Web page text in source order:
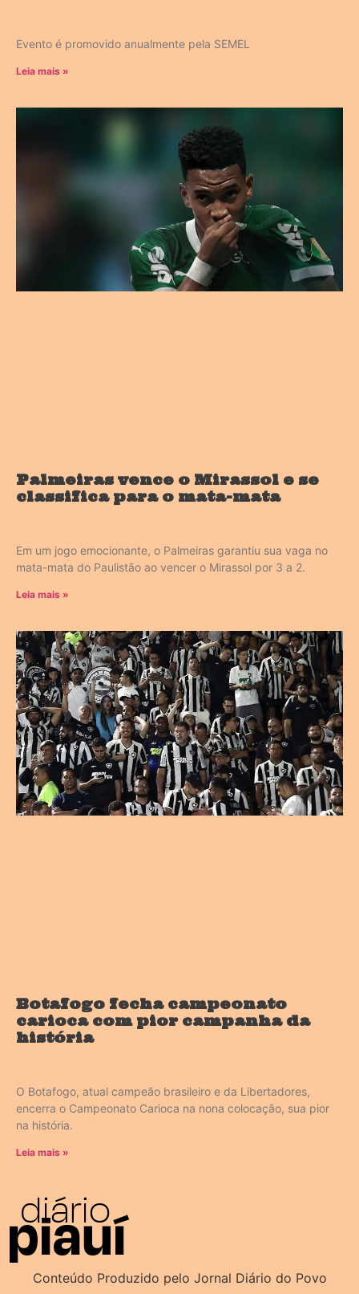
Evento é promovido anualmente pela SEMEL
Leia mais »
Palmeiras vence o Mirassol e se
classifica para o mata-mata
Em um jogo emocionante, o Palmeiras garantiu sua vaga no
mata-mata do Paulistão ao vencer o Mirassol por 3 a 2.
Leia mais »
Botafogo fecha campeonato
carioca com pior campanha da
história
O Botafogo, atual campeão brasileiro e da Libertadores,
encerra o Campeonato Carioca na nona colocação, sua pior
na história.
Leia mais »
Conteúdo Produzido pelo Jornal Diário do Povo